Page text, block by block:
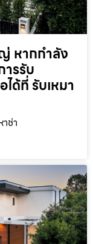
หากกำลัง
รรับ
ด้ที่ รับเหมา
ช่า